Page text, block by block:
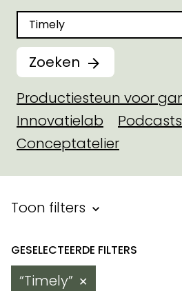
Zoeken naar
Zoeken
Productiesteun voor
Innovatielab
Podcasts
Conceptatelier
Filter binnen
Toon filters
Resultaten
Timely ✕